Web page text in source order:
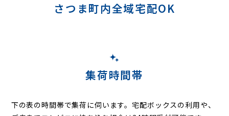
さつま町内全域宅配OK
集荷時間帯
下の表の時間帯で集荷に伺います。宅配ボックスの利用や、